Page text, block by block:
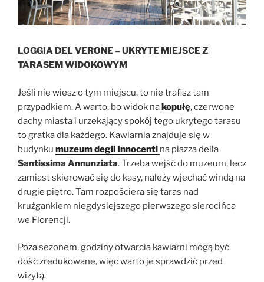
LOGGIA DEL VERONE – UKRYTE MIEJSCE Z
TARASEM WIDOKOWYM
Jeśli nie wiesz o tym miejscu, to nie trafisz tam
przypadkiem. A warto, bo widok nakopułę, czerwone
dachy miasta i urzekający spokój tego ukrytego tarasu
to gratka dla każdego. Kawiarnia znajduje się w
budynku muzeum degli Innocenti na piazza della
Santissima Annunziata. Trzeba wejść do muzeum, lecz
zamiast skierować się do kasy, należy wjechać windą na
drugie piętro. Tam rozpościera się taras nad
krużgankiem niegdysiejszego pierwszego sierocińca
we Florencji.
Poza sezonem, godziny otwarcia kawiarni mogą być
dość zredukowane, więc warto je sprawdzić przed
wizytą.